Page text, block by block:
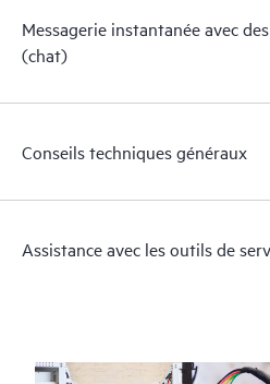
Messagerie instantanée avec
(chat)
Conseils techniques généraux
Assistance avec les outils de